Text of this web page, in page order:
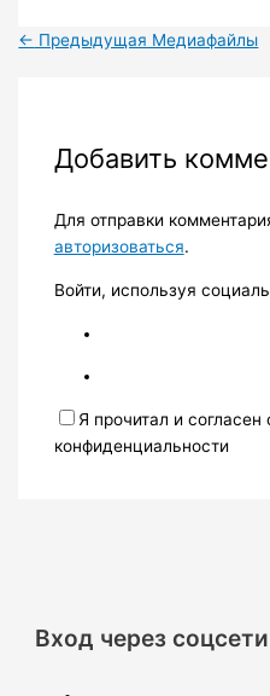
← Предыдущая Медиафайлы
Добавить
Для отправки
авторизоваться.
Войти, используя
Я прочитал и согласен
конфиденциальности
Вход через соцсети